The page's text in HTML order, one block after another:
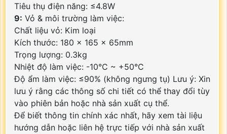
Tiêu thụ điện năng: ≤4.8W
9: Vỏ & môi trường làm việc:
Chất liệu vỏ: Kim loại
Kích thước: 180 x 165 x 65mm
Trọng lượng: 0.3kg
Nhiệt độ làm việc: -10°C ~ +50°C
Độ ẩm làm việc: ≤90% (không ngưng tụ) Lưu ý: Xin
lưu ý rằng các thông số chi tiết có thể thay đổi tùy
vào phiên bản hoặc nhà sản xuất cụ thể.
Để biết thông tin chính xác nhất, hãy xem tài liệu
hướng dẫn hoặc liên hệ trực tiếp với nhà sản xuất